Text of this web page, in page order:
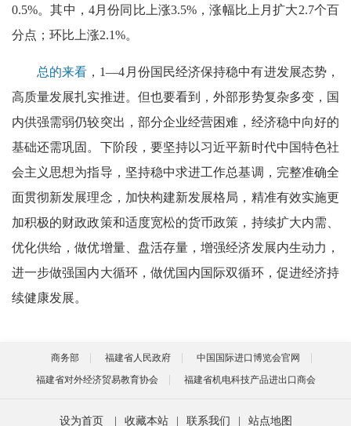
0.5%。其中，4月份同比上涨3.5%，涨幅比上月扩大2.7个百
分点；环比上涨2.1%。
总的来看 ，1—4月份国民经济保持稳中有进发展态势，
高质量发展扎实推进。但也要看到，外部形势复杂多变，国
内供强需弱仍较突出，部分企业经营困难，经济稳中向好的
基础还需巩固。下阶段，要坚持以习近平新时代中国特色社
会主义思想为指导，坚持稳中求进工作总基调，完整准确全
面贯彻新发展理念，加快构建新发展格局，精准有效实施更
加积极的财政政策和适度宽松的货币政策，持续扩大内需、
优化供给，做优增量、盘活存量，增强经济发展内生动力，
进一步做强国内大循环，做优国内国际双循环，促进经济持
续健康发展。
商务部 福建省人民政府
中国国际进口博览会官网
福建省对外经济贸易教育协会
福建省机电科技产品进出口商会
设为首页 收藏本站 联系我们 站点地图